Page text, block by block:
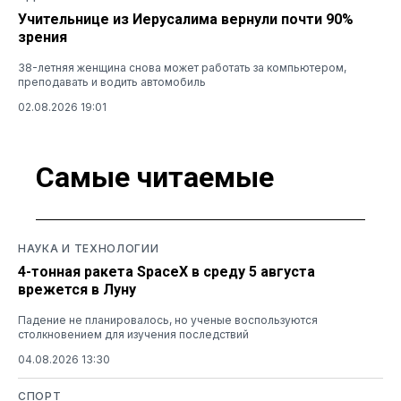
Учительнице из Иерусалима вернули почти 90%
зрения
38-летняя женщина снова может работать за компьютером,
преподавать и водить автомобиль
02.08.2026 19:01
Самые читаемые
НАУКА И ТЕХНОЛОГИИ
4-тонная ракета SpaceX в среду 5 августа
врежется в Луну
Падение не планировалось, но ученые воспользуются
столкновением для изучения последствий
04.08.2026 13:30
СПОРТ